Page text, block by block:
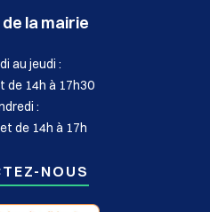
la mairie
au jeudi :
de 14h à 17h30
:
de 14h à 17h
NOUS